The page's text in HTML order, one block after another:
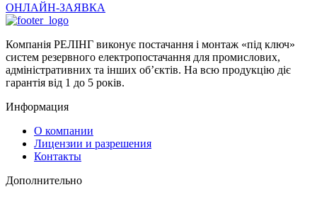
ОНЛАЙН-ЗАЯВКА
Компанія РЕЛІНГ виконує постачання і монтаж «під ключ»
систем резервного електропостачання для промислових,
адміністративних та інших об’єктів. На всю продукцію діє
гарантія від 1 до 5 років.
Информация
О компании
Лицензии и разрешения
Контакты
Дополнительно